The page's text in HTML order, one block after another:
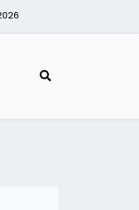
Render Hizmeti